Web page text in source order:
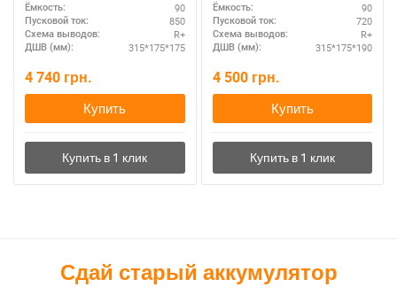
Ёмкость: 90
Пусковой ток: 850
Схема выводов: R+
ДШВ (мм): 315*175*175
4 740 грн.
Купить
Ёмкость: 90
Пусковой ток: 720
Схема выводов: R+
ДШВ (мм): 315*175*190
4 500 грн.
Купить
Сдай старый аккумулятор